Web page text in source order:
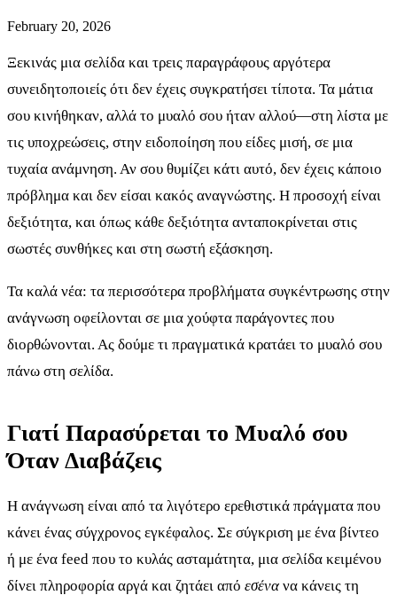
February 20, 2026
Ξεκινάς μια σελίδα και τρεις παραγράφους αργότερα
συνειδητοποιείς ότι δεν έχεις συγκρατήσει τίποτα. Τα μάτια
σου κινήθηκαν, αλλά το μυαλό σου ήταν αλλού—στη λίστα με
τις υποχρεώσεις, στην ειδοποίηση που είδες μισή, σε μια
τυχαία ανάμνηση. Αν σου θυμίζει κάτι αυτό, δεν έχεις κάποιο
πρόβλημα και δεν είσαι κακός αναγνώστης. Η προσοχή είναι
δεξιότητα, και όπως κάθε δεξιότητα ανταποκρίνεται στις
σωστές συνθήκες και στη σωστή εξάσκηση.
Τα καλά νέα: τα περισσότερα προβλήματα συγκέντρωσης στην
ανάγνωση οφείλονται σε μια χούφτα παράγοντες που
διορθώνονται. Ας δούμε τι πραγματικά κρατάει το μυαλό σου
πάνω στη σελίδα.
Γιατί Παρασύρεται το Μυαλό σου
Όταν Διαβάζεις
Η ανάγνωση είναι από τα λιγότερο ερεθιστικά πράγματα που
κάνει ένας σύγχρονος εγκέφαλος. Σε σύγκριση με ένα βίντεο
ή με ένα feed που το κυλάς ασταμάτητα, μια σελίδα κειμένου
δίνει πληροφορία αργά και ζητάει από εσένα να κάνεις τη